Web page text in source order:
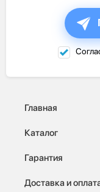
Главная
Каталог
Гарантия
Доставка и